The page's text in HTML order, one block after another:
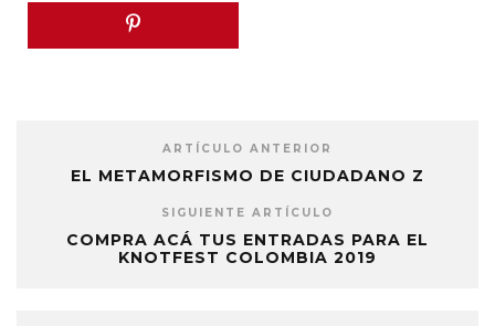
ARTÍCULO ANTERIOR
EL METAMORFISMO DE CIUDADANO Z
SIGUIENTE ARTÍCULO
COMPRA ACÁ TUS ENTRADAS PARA EL
KNOTFEST COLOMBIA 2019